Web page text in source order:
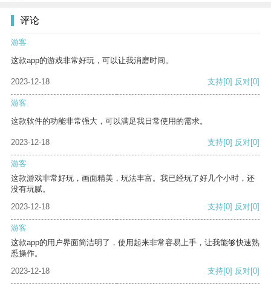
评论
游客
这款app的游戏非常好玩，可以让我消磨时间。
2023-12-18 支持[0] 反对[0]
游客
这款软件的功能非常强大，可以满足我日常使用的需求。
2023-12-18 支持[0] 反对[0]
游客
这款游戏非常好玩，画面精美，玩法丰富。我已经玩了好几个小时，还
没有玩腻。
2023-12-18
支持[0] 反对[0]
游客
这款app的用户界面简洁明了，使用起来非常容易上手，让我能够快速熟
悉操作。
2023-12-18
支持[0] 反对[0]